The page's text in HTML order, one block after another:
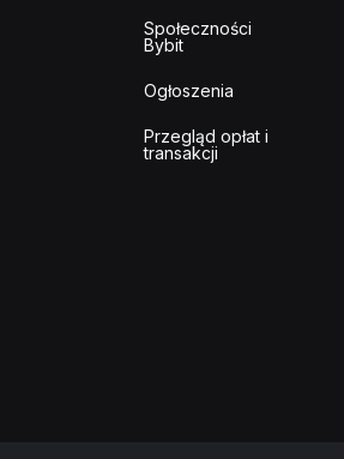
Społeczności
Bybit
Ogłoszenia
Przegląd opłat i
transakcji